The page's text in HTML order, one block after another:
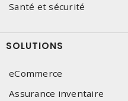
Santé et sécurité
SOLUTIONS
eCommerce
Assurance inventaire